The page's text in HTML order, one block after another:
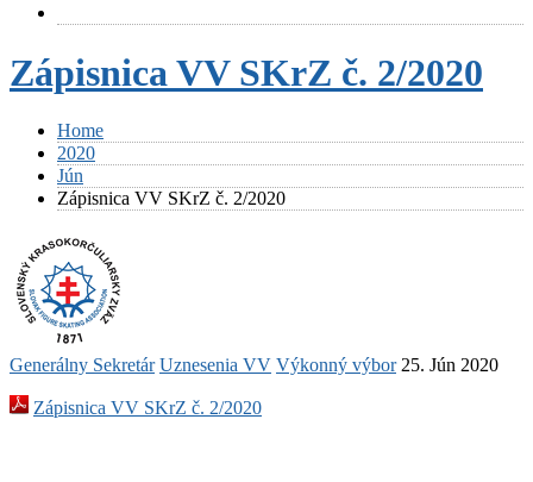
Zápisnica VV SKrZ č. 2/2020
Home
2020
Jún
Zápisnica VV SKrZ č. 2/2020
Generálny Sekretár Uznesenia VV Výkonný výbor 25. Jún 2020
Zápisnica VV SKrZ č. 2/2020